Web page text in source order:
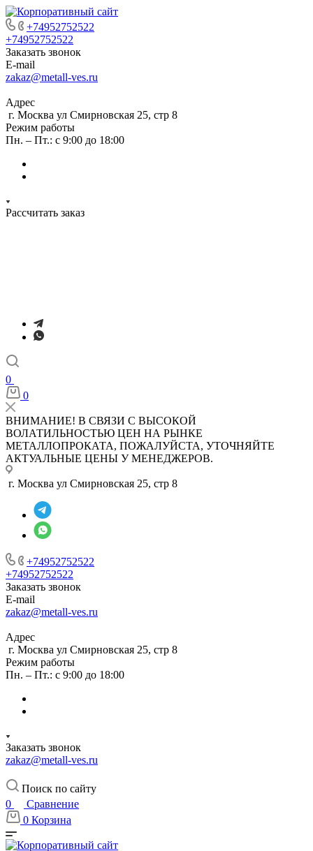
+74952752522
+74952752522
Заказать звонок
E-mail
zakaz@metall-ves.ru
Адрес
г. Москва ул Смирновская 25, стр 8
Режим работы
Пн. – Пт.: с 9:00 до 18:00
Рассчитать заказ
0
0
ВНИМАНИЕ! В СВЯЗИ С ВЫСОКОЙ
ВОЛАТИЛЬНОСТЬЮ ЦЕН НА РЫНКЕ
МЕТАЛЛОПРОКАТА, ПОЖАЛУЙСТА, УТОЧНЯЙТЕ
АКТУАЛЬНЫЕ ЦЕНЫ У МЕНЕДЖЕРОВ.
г. Москва ул Смирновская 25, стр 8
+74952752522
+74952752522
Заказать звонок
E-mail
zakaz@metall-ves.ru
Адрес
г. Москва ул Смирновская 25, стр 8
Режим работы
Пн. – Пт.: с 9:00 до 18:00
Заказать звонок
zakaz@metall-ves.ru
Поиск по сайту
0
Сравнение
0 Корзина